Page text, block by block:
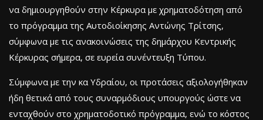
να δημιουργηθούν στην Κέρκυρα με χρηματοδότηση από
το πρόγραμμα της Αυτοδιοίκησης Αντώνης Τρίτσης,
σύμφωνα με τις ανακοινώσεις της δημάρχου Κεντρικής
Κέρκυρας σήμερα, σε ευρεία συνέντευξη Τύπου.
Σύμφωνα με την κα Υδραίου, οι προτάσεις αξιολογήθηκαν
ήδη θετικά από τους συναρμόδιους υπουργούς ώστε να
ενταχθούν στο χρηματοδοτικό πρόγραμμα, ενώ το κόστος